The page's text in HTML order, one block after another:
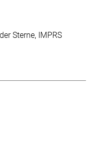
Sterne IMPRS